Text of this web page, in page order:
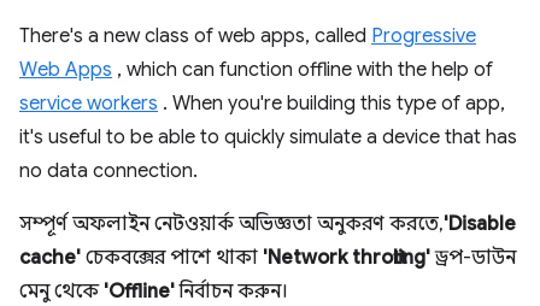
There's a new class of web apps, called Progressive
Web Apps , which can function offline with the help of
service workers . When you're building this type of app,
it's useful to be able to quickly simulate a device that has
no data connection.
সম্পূর্ণ অফলাইন নেটওয়ার্ক অভিজ্ঞতা অনুকরণ করতে,'Disable
cache' চেকবক্সের পাশে থাকা 'Network throttling'ড্রপ-ডাউন
মেনু থেকে 'Offline'নির্বাচন করুন।